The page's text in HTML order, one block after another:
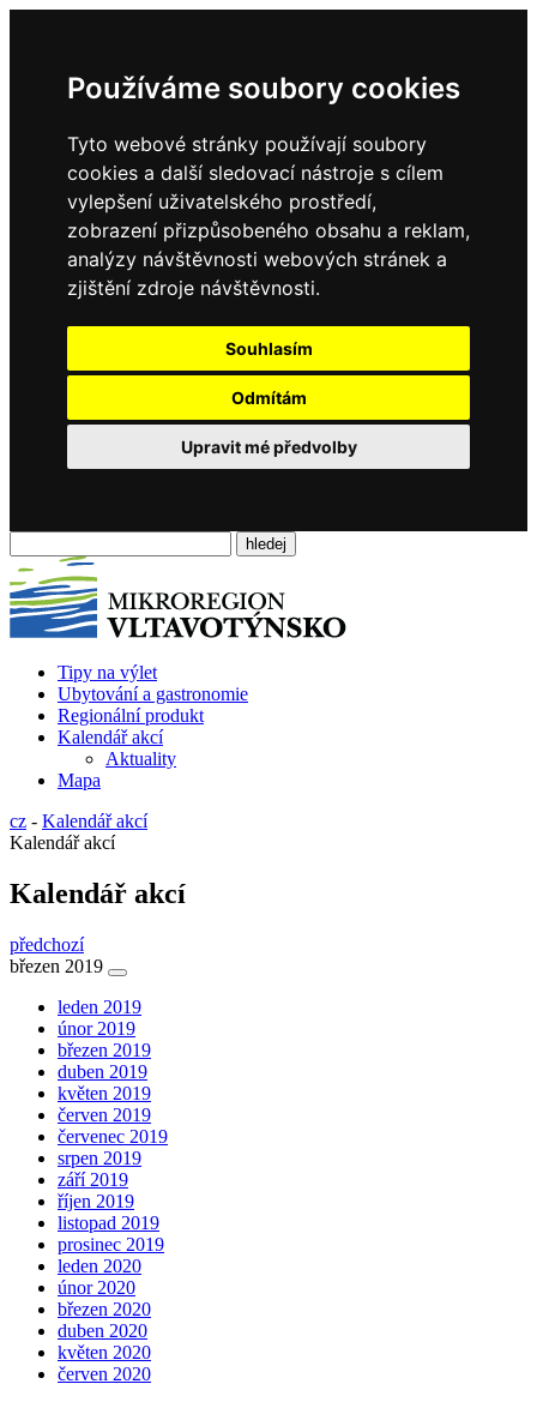
Používáme soubory cookies
Tyto webové stránky používají soubory
cookies a další sledovací nástroje s cílem
vylepšení uživatelského prostředí,
zobrazení přizpůsobeného obsahu a reklam,
analýzy návštěvnosti webových stránek a
zjištění zdroje návštěvnosti.
Souhlasím
Odmítám
Upravit mé předvolby
Tipy na výlet
Ubytování a gastronomie
Regionální produkt
Kalendář akcí
Aktuality
Mapa
cz - Kalendář akcí
Kalendář akcí
Kalendář akcí
předchozí
březen 2019
leden 2019
únor 2019
březen 2019
duben 2019
květen 2019
červen 2019
červenec 2019
srpen 2019
září 2019
říjen 2019
listopad 2019
prosinec 2019
leden 2020
únor 2020
březen 2020
duben 2020
květen 2020
červen 2020